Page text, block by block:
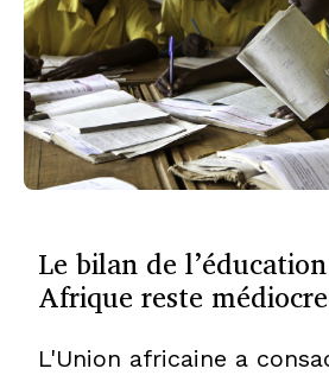
Le bilan de
Afrique reste médiocre
L'Union africaine a